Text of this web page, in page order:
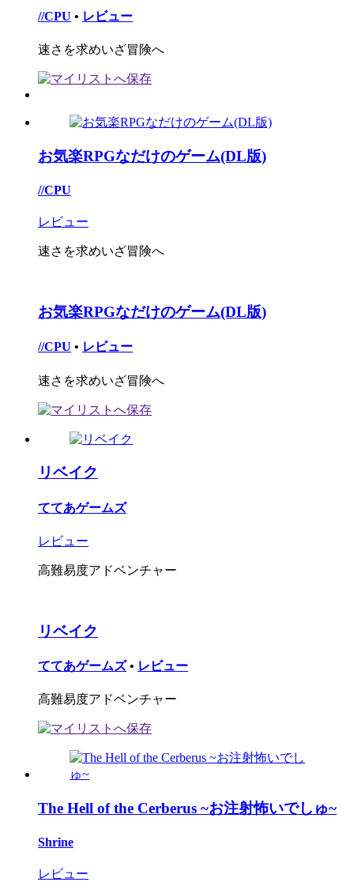
//CPU • レビュー
速さを求めいざ冒険へ
お気楽RPGなだけのゲーム(DL版)
//CPU
レビュー
速さを求めいざ冒険へ
お気楽RPGなだけのゲーム(DL版)
//CPU • レビュー
速さを求めいざ冒険へ
リベイク
ててあゲームズ
レビュー
高難易度アドベンチャー
リベイク
ててあゲームズ • レビュー
高難易度アドベンチャー
The Hell of the Cerberus ~お注射怖いでしゅ~
Shrine
レビュー